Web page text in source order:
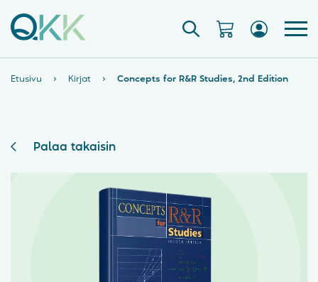
Etusivu › Kirjat › Concepts for R&R Studies, 2nd Edition
Palaa takaisin